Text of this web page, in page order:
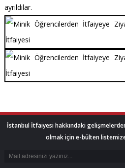
ayrıldılar.
İstanbul İtfaiyesi hakkındaki
olmak için e-bülten